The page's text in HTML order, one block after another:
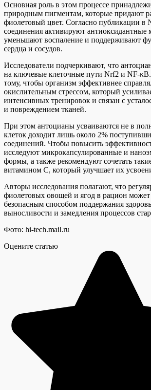
Основная роль в этом процессе
природным пигментам, которые придают
фиолетовый цвет. Согласно публикации в
соединения активируют антиоксидантные
уменьшают воспаление и поддерживают
сердца и сосудов.
Исследователи подчеркивают, что
на ключевые клеточные пути Nrf2 и NF-κB.
тому, чтобы организм эффективнее
окислительным стрессом, который
интенсивных тренировок и связан с
и повреждением тканей.
При этом антоцианы усваиваются не в
клеток доходит лишь около 2%
соединений. Чтобы повысить
исследуют микрокапсулированные и
формы, а также рекомендуют сочетать
витамином C, который улучшает их
Авторы исследования полагают, что
фиолетовых овощей и ягод в рацион может
безопасным способом поддержания
выносливости и замедления процессов
Фото: hi-tech.mail.ru
Оцените статью